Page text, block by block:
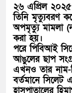
২৬ এপ্রিল ২০২৫
তিনি মৃত্যুবরণ
অপমৃত্যু মামলা
করা হয়।
পরে পিবিআই
আঙুলের ছাপ
এখনও তার নাম-
বর্তমানে
হাসপাতালের